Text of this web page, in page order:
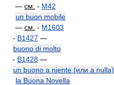
— см. - M42
un buon mobile
— см. - M1603
- B1427 —
buono di molto
- B1428 —
un buono a niente (или a nulla)
la Buona Novella